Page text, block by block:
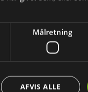
– en rigtig lækkerbisken.
i fødevarekvalitet
Målretning
AFVIS ALLE